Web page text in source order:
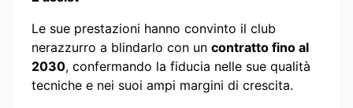
Le sue prestazioni hanno convinto il club
nerazzurro a blindarlo con un contratto fino al
2030, confermando la fiducia nelle sue qualità
tecniche e nei suoi ampi margini di crescita.